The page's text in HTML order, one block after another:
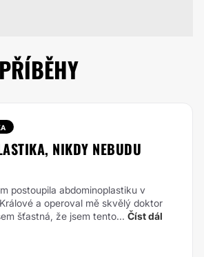
NIKDY NEBUDU
postoupila abdominoplastiku v
a operoval mě skvělý doktor
šťastná, že jsem tento... Číst dál